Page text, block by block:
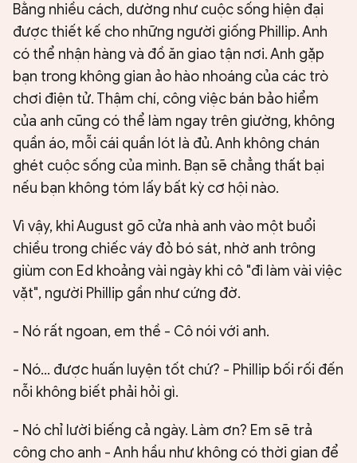
Bằng nhiều cách, dường như cuộc sống hiện đại
được thiết kế cho những người giống Phillip. Anh
có thể nhận hàng và đồ ăn giao tận nơi. Anh gặp
bạn trong không gian ảo hào nhoáng của các trò
chơi điện tử. Thậm chí, công việc bán bảo hiểm
của anh cũng có thể làm ngay trên giường, không
quần áo, mỗi cái quần lót là đủ. Anh không chán
ghét cuộc sống của mình. Bạn sẽ chẳng thất bại
nếu bạn không tóm lấy bất kỳ cơ hội nào.
Vì vậy, khi August gõ cửa nhà anh vào một buổi
chiều trong chiếc váy đỏ bó sát, nhờ anh trông
giùm con Ed khoảng vài ngày khi cô "đi làm vài việc
vặt", người Phillip gần như cứng đờ.
- Nó rất ngoan, em thề - Cô nói với anh.
- Nó... được huấn luyện tốt chứ? - Phillip bối rối đến
nỗi không biết phải hỏi gì.
- Nó chỉ lười biếng cả ngày. Làm ơn? Em sẽ trả
công cho anh - Anh hầu như không có thời gian để